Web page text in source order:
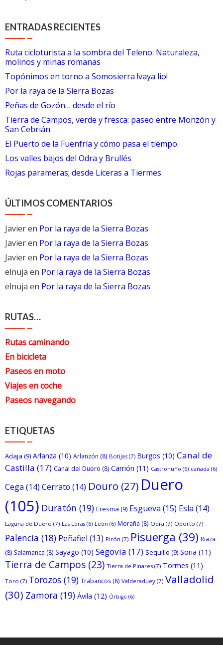
ENTRADAS RECIENTES
Ruta cicloturista a la sombra del Teleno: Naturaleza,
molinos y minas romanas
Topónimos en torno a Somosierra !vaya lio!
Por la raya de la Sierra Bozas
Peñas de Gozón… desde el río
Tierra de Campos, verde y fresca: paseo entre Monzón y
San Cebrián
El Puerto de la Fuenfría y cómo pasa el tiempo.
Los valles bajos del Odra y Brullés
Rojas parameras; desde Liceras a Tiermes
ÚLTIMOS COMENTARIOS
Javieren Por la raya de la Sierra Bozas
Javieren Por la raya de la Sierra Bozas
Javieren Por la raya de la Sierra Bozas
elnuja en Por la raya de la Sierra Bozas
elnuja en Por la raya de la Sierra Bozas
RUTAS…
Rutas caminando
En bicicleta
Paseos en moto
Viajes en coche
Paseos navegando
ETIQUETAS
Adaja (9) Arlanza (10) Arlanzón (8) Botijas (7) Burgos (10) Canal de
Castilla (17) Canal del Duero (8) Carrión (11) Castronuño (6) cañada (6)
Cega (14) Cerrato (14) Douro (27) Duero
(105) Duratón (19) Eresma (9) Esgueva (15) Esla (14)
Laguna de Duero (7) Las Loras (6) León (6) Moraña (8) Odra (7) Oporto (7)
Palencia (18) Peñafiel (13) Pirón (7) Pisuerga (39) Riaza
(8) Salamanca (8) Sayago (10) Segovia (17) Sequillo (9) Soria (11)
Tierra de Campos (23) Tierra de Pinares (7) Tormes (11)
Toro (7) Torozos (19) Trabancos (8) Valderaduey (7) Valladolid
(30) Zamora (19) Ávila (12) Órbigo (6)